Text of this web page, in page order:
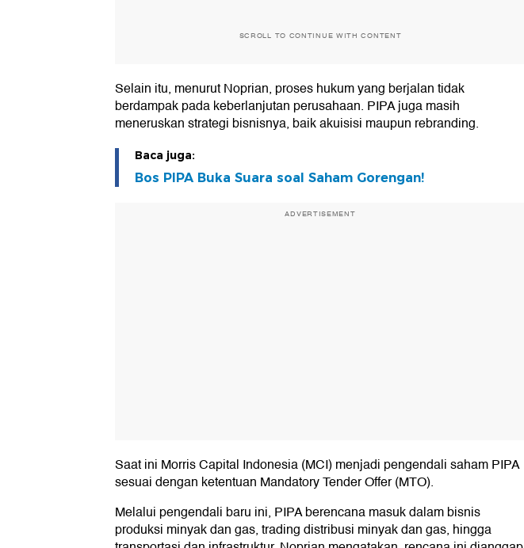
SCROLL TO CONTINUE WITH CONTENT
Selain itu, menurut Noprian, proses hukum yang berjalan tidak
berdampak pada keberlanjutan perusahaan. PIPA juga masih
meneruskan strategi bisnisnya, baik akuisisi maupun rebranding.
Baca juga:
Bos PIPA Buka Suara soal Saham Gorengan!
ADVERTISEMENT
Saat ini Morris Capital Indonesia (MCI) menjadi pengendali saham PIPA
sesuai dengan ketentuan Mandatory Tender Offer (MTO).
Melalui pengendali baru ini, PIPA berencana masuk dalam bisnis
produksi minyak dan gas, trading distribusi minyak dan gas, hingga